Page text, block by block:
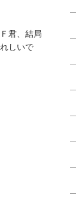
君、結局
しいで